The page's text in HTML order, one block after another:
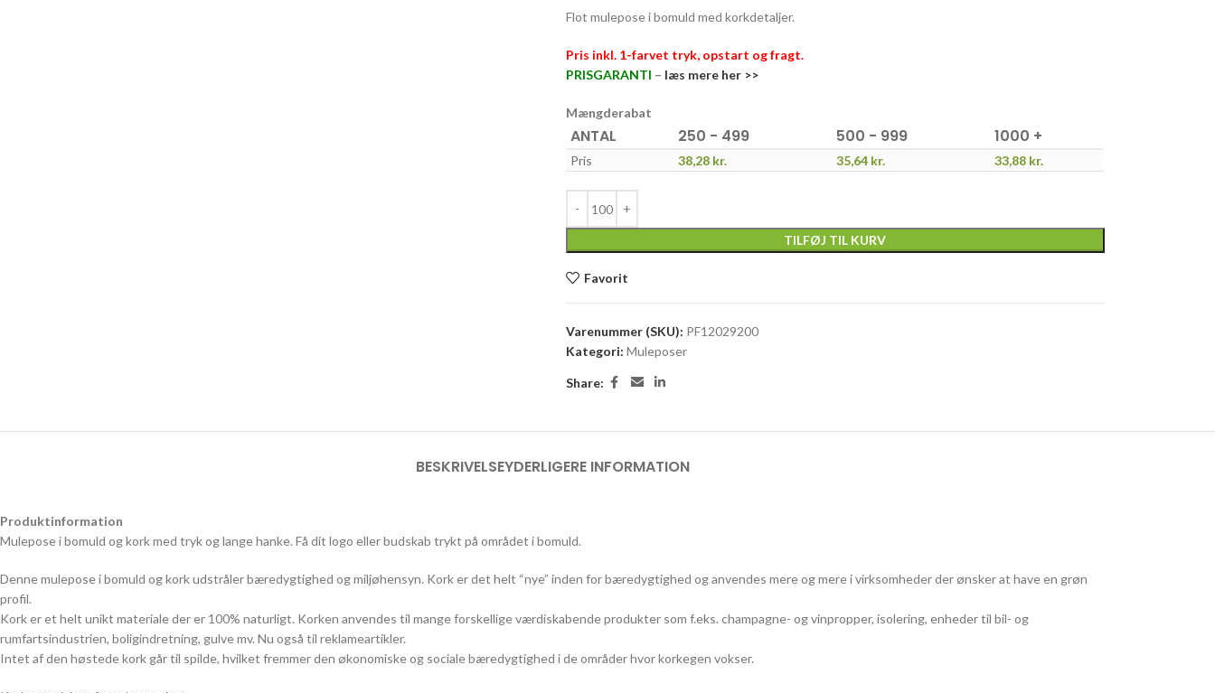
Flot mulepose i bomuld med korkdetaljer.
Pris inkl. 1-farvet tryk, opstart og fragt.
PRISGARANTI – læs mere her >>
Mængderabat
ANTAL 250 - 499 500 - 999 1000 +
Pris 38,28 kr. 35,64 kr. 33,88 kr.
TILFØJ TIL KURV
Favorit
Varenummer (SKU): PF12029200
Kategori: Muleposer
Share:
BESKRIVELSEYDERLIGERE INFORMATION
Produktinformation
Mulepose i bomuld og kork med tryk og lange hanke. Få dit logo eller budskab trykt på området i bomuld.
Denne mulepose i bomuld og kork udstråler bæredygtighed og miljøhensyn. Kork er det helt “nye” inden for bæredygtighed og anvendes mere og mere i virksomheder der ønsker at have en grøn
profil.
Kork er et helt unikt materiale der er 100% naturligt. Korken anvendes til mange forskellige værdiskabende produkter som f.eks. champagne- og vinpropper, isolering, enheder til bil- og
rumfartsindustrien, boligindretning, gulve mv. Nu også til reklameartikler.
Intet af den høstede kork går til spilde, hvilket fremmer den økonomiske og sociale bæredygtighed i de områder hvor korkegen vokser.